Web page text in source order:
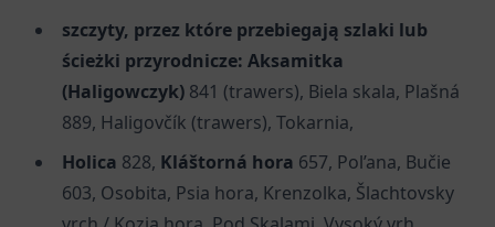
szczyty, przez które przebiegają szlaki lub
ścieżki przyrodnicze: Aksamitka
(Haligowczyk) 841 (trawers), Biela skala, Plašná
889, Haligovčík (trawers), Tokarnia,
Holica 828, Kláštorná hora 657, Pol’ana, Bučie
603, Osobita, Psia hora, Krenzolka, Šlachtovsky